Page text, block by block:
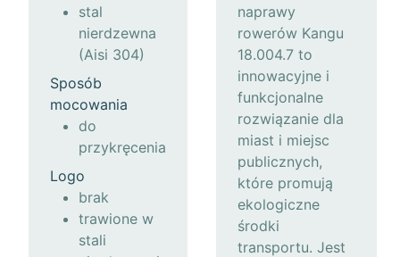
stal
nierdzewna
(Aisi 304)
Sposób
mocowania
do
przykręcenia
Logo
brak
trawione w
stali
naprawy
rowerów Kangu
18.004.7 to
innowacyjne i
funkcjonalne
rozwiązanie dla
miast i miejsc
publicznych,
które promują
ekologiczne
środki
transportu. Jest